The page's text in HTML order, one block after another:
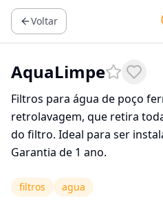
Voltar
AquaLimpe
Filtros para água de poço
retrolavagem, que retira
do filtro. Ideal para ser
Garantia de 1 ano.
filtros agua